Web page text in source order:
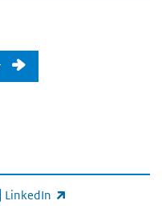
LinkedIn
link)